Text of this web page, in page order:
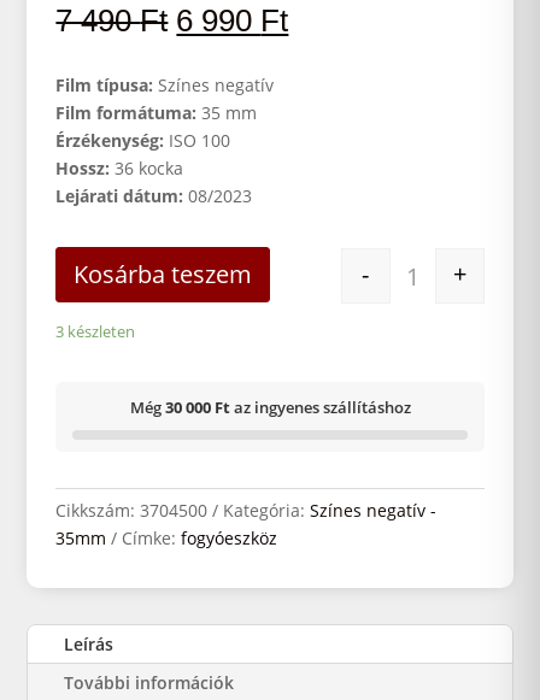
7 490Ft Original
price
was:
7
490 Ft.
6 990 FtCurrent
price
Film típusa: Színes negatív
Film formátuma: 35 mm
Érzékenység: ISO 100
Hossz: 36 kocka
Lejárati dátum: 08/2023
- +
Kosárba teszem
3 készleten
Még30 000 Ftaz ingyenes szállításhoz
Cikkszám:3704500 Kategória:Színes negatív -
35mm
Címke:fogyóeszköz
Leírás
További információk